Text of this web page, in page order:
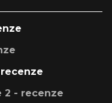
2 - recenze